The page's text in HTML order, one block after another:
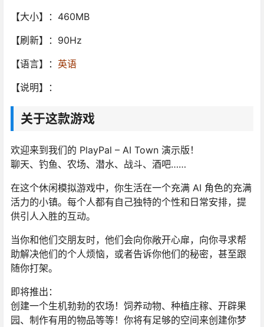
【大小】：460MB
【刷新】：90Hz
【语言】： 英语
【说明】：
关于这款游戏
欢迎来到我们的 PlayPal – AI Town 演示版！
聊天、钓鱼、农场、潜水、战斗、酒吧……
在这个休闲模拟游戏中，你生活在一个充满 AI 角色的充满
活力的小镇。每个人都有自己独特的个性和日常安排，提
供引人入胜的互动。
当你和他们交朋友时，他们会向你敞开心扉，向你寻求帮
助解决他们的个人烦恼，或者告诉你他们的秘密，甚至跟
随你打架。
即将推出：
创建一个生机勃勃的农场！饲养动物、种植庄稼、开辟果
园、制作有用的物品等等！你将有足够的空间来创建你梦